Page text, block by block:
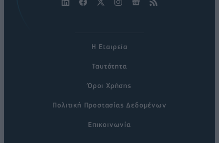
Η Εταιρεία
Ταυτότητα
Όροι Χρήσης
Πολιτική Προστασίας Δεδομένων
Επικοινωνία